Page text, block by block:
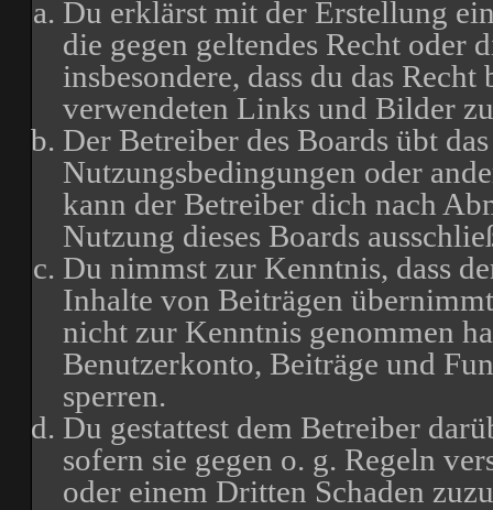
Du erklärst mit der Erstellung
die gegen geltendes Recht oder
insbesondere, dass du das
verwendeten Links und Bilder
Der Betreiber des Boards übt
Nutzungsbedingungen oder
kann der Betreiber dich nach
Nutzung dieses Boards
Du nimmst zur Kenntnis, dass
Inhalte von Beiträgen
nicht zur Kenntnis genommen
Benutzerkonto, Beiträge und
sperren.
Du gestattest dem Betreiber
sofern sie gegen o. g. Regeln
oder einem Dritten Schaden